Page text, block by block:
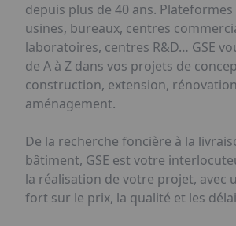
depuis plus de 40 ans.
usines, bureaux, centres
laboratoires, centres R&D… GSE
de A à Z dans vos projets de
construction, extension,
aménagement.
De la recherche foncière à la
bâtiment, GSE est votre
la réalisation de votre projet, avec
fort sur le prix, la qualité et les